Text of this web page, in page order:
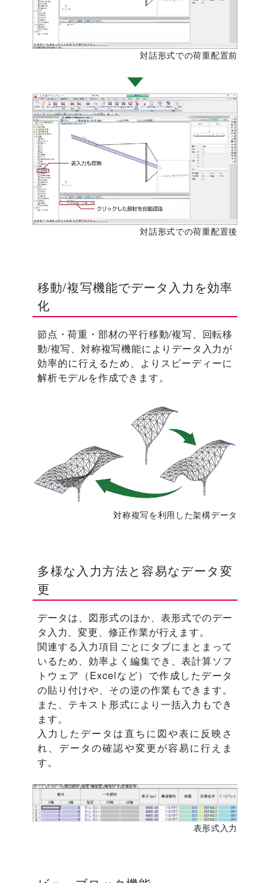
対話形式での荷重配置前
対話形式での荷重配置後
移動/複写機能でデータ入力を効率
化
節点・荷重・部材の平行移動/複写、回転移
動/複写、対称複写機能によりデータ入力が
効率的に行えるため、よりスピーディーに
解析モデルを作成できます。
対称複写を利用した架構データ
多様な入力方法と容易なデータ変
更
データは、図形式のほか、表形式でのデー
タ入力、変更、修正作業が行えます。
関連する入力項目ごとにタブにまとまって
いるため、効率よく編集でき、表計算ソフ
トウェア（Excelなど）で作成したデータ
の貼り付けや、その逆の作業もできます。
また、テキスト形式により一括入力もでき
ます。
入力したデータは直ちに図や表に反映さ
れ、データの確認や変更が容易に行えま
す。
表形式入力